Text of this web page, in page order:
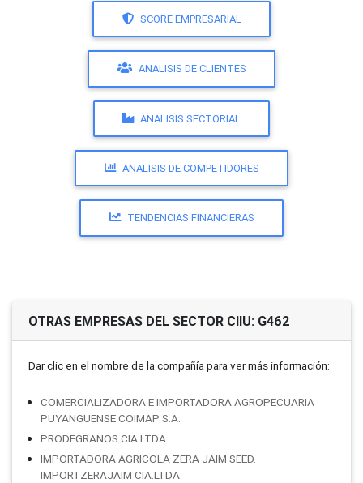
SCORE EMPRESARIAL
ANALISIS DE CLIENTES
ANALISIS SECTORIAL
ANALISIS DE COMPETIDORES
TENDENCIAS FINANCIERAS
OTRAS EMPRESAS DEL SECTOR CIIU: G462
Dar clic en el nombre de la compañí­a para ver más información:
COMERCIALIZADORA E IMPORTADORA AGROPECUARIA
PUYANGUENSE COIMAP S.A.
PRODEGRANOS CIA.LTDA.
IMPORTADORA AGRICOLA ZERA JAIM SEED.
IMPORTZERAJAIM CIA.LTDA.